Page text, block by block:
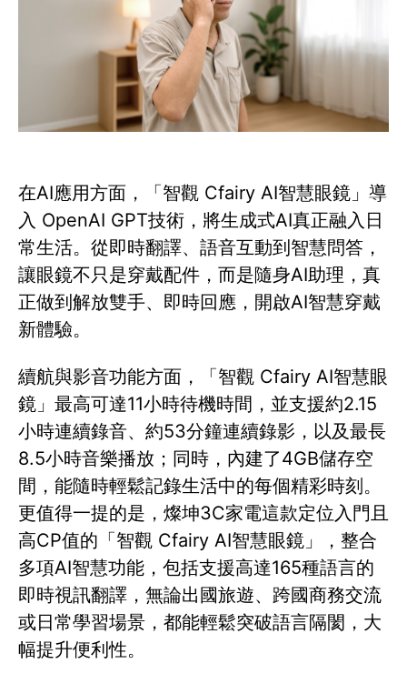
在AI應用方面，「智觀 Cfairy AI智慧眼鏡」導
入 OpenAI GPT技術，將生成式AI真正融入日
常生活。從即時翻譯、語音互動到智慧問答，
讓眼鏡不只是穿戴配件，而是隨身AI助理，真
正做到解放雙手、即時回應，開啟AI智慧穿戴
新體驗。
續航與影音功能方面，「智觀 Cfairy AI智慧眼
鏡」最高可達11小時待機時間，並支援約2.15
小時連續錄音、約53分鐘連續錄影，以及最長
8.5小時音樂播放；同時，內建了4GB儲存空
間，能隨時輕鬆記錄生活中的每個精彩時刻。
更值得一提的是，燦坤3C家電這款定位入門且
高CP值的「智觀 Cfairy AI智慧眼鏡」，整合
多項AI智慧功能，包括支援高達165種語言的
即時視訊翻譯，無論出國旅遊、跨國商務交流
或日常學習場景，都能輕鬆突破語言隔閡，大
幅提升便利性。